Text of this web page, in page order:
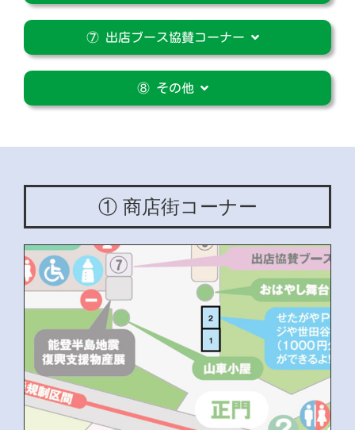
⑦ 出店ブース協賛コーナー
⑧ その他
① 商店街コーナー